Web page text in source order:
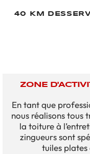
40 KM
ZONE
En tant que
nous réalisons tous
la toiture à
zingueurs sont
tuiles plates